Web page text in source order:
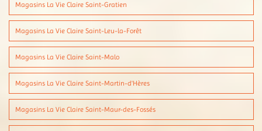
Magasins La Vie Claire Saint-Gratien
Magasins La Vie Claire Saint-Leu-la-Forêt
Magasins La Vie Claire Saint-Malo
Magasins La Vie Claire Saint-Martin-d'Hères
Magasins La Vie Claire Saint-Maur-des-Fossés